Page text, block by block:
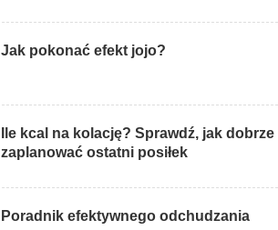
Jak pokonać efekt jojo?
Ile kcal na kolację? Sprawdź, jak dobrze
zaplanować ostatni posiłek
Poradnik efektywnego odchudzania